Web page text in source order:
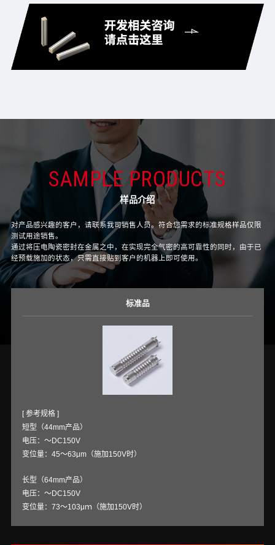
SAMPLE PRODUCTS
样品介绍
对产品感兴趣的客户，请联系我司销售人员。符合您需求的标准规格样品仅限
测试用途销售。
通过将压电陶瓷密封在金属之中，在实现完全气密的高可靠性的同时，由于已
经预载施加的状态，只需直接贴到客户的机器上即可使用。
标准品
[ 参考规格 ]
短型（44mm产品）
电压：～DC150V
变位量：45～63μm（施加150V时）
长型（64mm产品）
电压：～DC150V
变位量：73～103μｍ（施加150V时）